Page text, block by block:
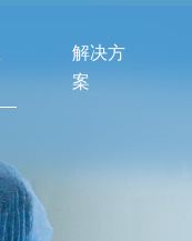
解决方
案